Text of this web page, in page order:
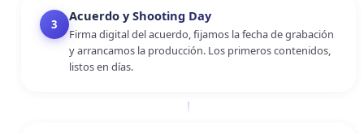
Cancelar Enviar solicitud
3
Acuerdo y Shooting Day
Firma digital del acuerdo, fijamos la fecha de grabación
y arrancamos la producción. Los primeros contenidos,
listos en días.